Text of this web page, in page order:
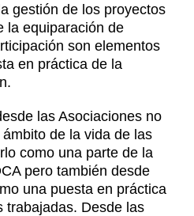
gestión de los proyectos
la equiparación de
son elementos
en práctica de la
las Asociaciones no
de la vida de las
como una parte de la
pero también desde
una puesta en práctica
trabajadas. Desde las